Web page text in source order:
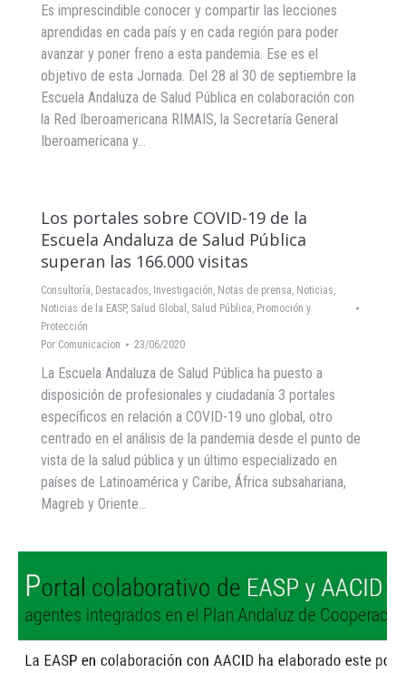
Es imprescindible conocer y compartir las lecciones
aprendidas en cada país y en cada región para poder
avanzar y poner freno a esta pandemia. Ese es el
objetivo de esta Jornada. Del 28 al 30 de septiembre la
Escuela Andaluza de Salud Pública en colaboración con
la Red Iberoamericana RIMAIS, la Secretaría General
Iberoamericana y…
Los portales sobre COVID-19 de la
Escuela Andaluza de Salud Pública
superan las 166.000 visitas
Consultoría, Destacados, Investigación, Notas de prensa, Noticias,
Noticias de la EASP, Salud Global , Salud Pública, Promoción y
Protección
Por Comunicacion 23/06/2020
La Escuela Andaluza de Salud Pública ha puesto a
disposición de profesionales y ciudadanía 3 portales
específicos en relación a COVID-19 uno global, otro
centrado en el análisis de la pandemia desde el punto de
vista de la salud pública y un último especializado en
países de Latinoamérica y Caribe, África subsahariana,
Magreb y Oriente…